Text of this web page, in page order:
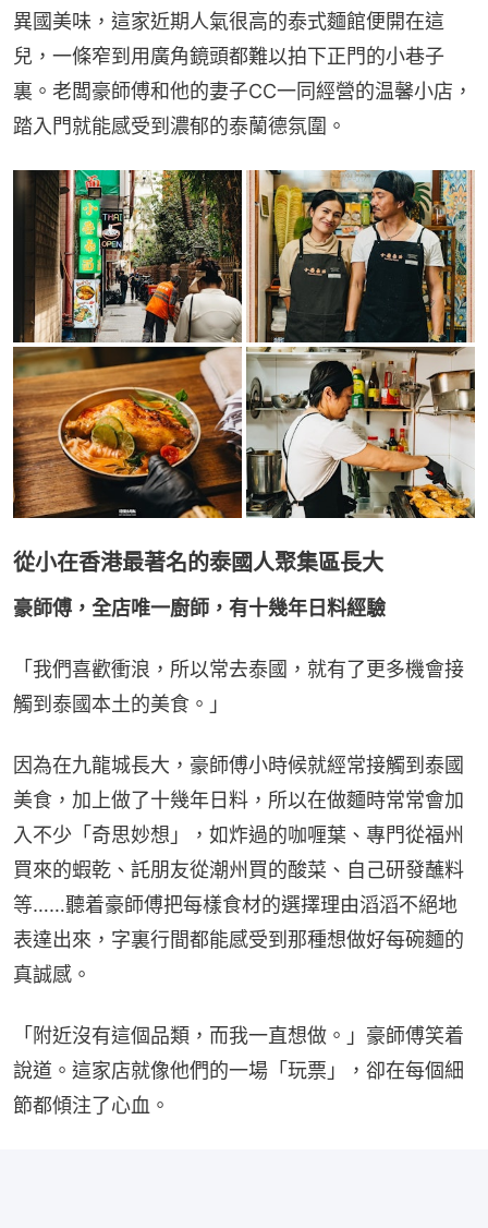
異國美味，這家近期人氣很高的泰式麵館便開在這
兒，一條窄到用廣角鏡頭都難以拍下正門的小巷子
裏。老闆豪師傅和他的妻子CC一同經營的温馨小店，
踏入門就能感受到濃郁的泰蘭德氛圍。
從小在香港最著名的泰國人聚集區長大
豪師傅，全店唯一廚師，有十幾年日料經驗
「我們喜歡衝浪，所以常去泰國，就有了更多機會接
觸到泰國本土的美食。」
因為在九龍城長大，豪師傅小時候就經常接觸到泰國
美食，加上做了十幾年日料，所以在做麵時常常會加
入不少「奇思妙想」，如炸過的咖喱葉、專門從福州
買來的蝦乾、託朋友從潮州買的酸菜、自己研發蘸料
等……聽着豪師傅把每樣食材的選擇理由滔滔不絕地
表達出來，字裏行間都能感受到那種想做好每碗麵的
真誠感。
「附近沒有這個品類，而我一直想做。」豪師傅笑着
說道。這家店就像他們的一場「玩票」，卻在每個細
節都傾注了心血。